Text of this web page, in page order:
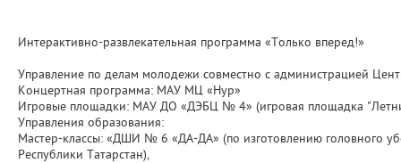
Интерактивно-развлекательная программа «Только вперед!»
Управление по делам молодежи совместно с администрацией
Концертная программа: МАУ МЦ «Нур»
Игровые площадки: МАУ ДО «ДЭБЦ № 4» (игровая площадка
Управления образования:
Мастер-классы: «ДШИ № 6 «ДА-ДА» (по изготовлению головного
Республики Татарстан),